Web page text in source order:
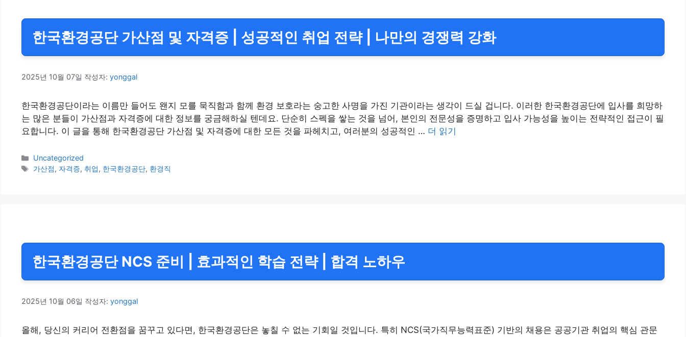
한국환경공단 가산점 및 자격증 | 성공적인 취업 전략 | 나만의 경쟁력 강화
2025년 10월 07일 작성자: yonggal
한국환경공단이라는 이름만 들어도 왠지 모를 묵직함과 함께 환경 보호라는 숭고한 사명을 가진 기관이라는 생각이 드실 겁니다. 이러한 한국환경공단에 입사를 희망하
는 많은 분들이 가산점과 자격증에 대한 정보를 궁금해하실 텐데요. 단순히 스펙을 쌓는 것을 넘어, 본인의 전문성을 증명하고 입사 가능성을 높이는 전략적인 접근이 필
요합니다. 이 글을 통해 한국환경공단 가산점 및 자격증에 대한 모든 것을 파헤치고, 여러분의 성공적인 … 더 읽기
카
테
Uncategorized
태
가산점, 자격증, 취업, 한국환경공단, 환경직
한국환경공단 NCS 준비 | 효과적인 학습 전략 | 합격 노하우
2025년 10월 06일 작성자: yonggal
올해, 당신의 커리어 전환점을 꿈꾸고 있다면, 한국환경공단은 놓칠 수 없는 기회일 것입니다. 특히 NCS(국가직무능력표준) 기반의 채용은 공공기관 취업의 핵심 관문